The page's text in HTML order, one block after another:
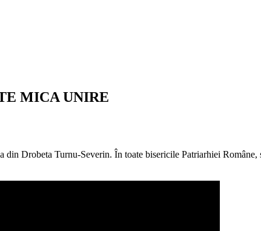
MICA UNIRE
din Drobeta Turnu-Severin. În toate bisericile Patriarhiei